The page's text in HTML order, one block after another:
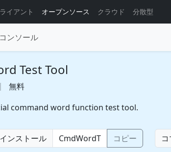
イアント オープンソース クラウド 分散型
コンソール
Test Tool
無料
command word function test tool.
ンストール コピー